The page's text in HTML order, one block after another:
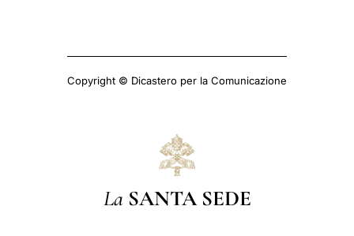
Copyright © Dicastero per la Comunicazione
La SANTA SEDE